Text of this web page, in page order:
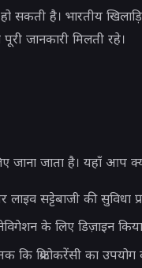
है। भारतीय
जानकारी मिलती रहे।
जाना जाता है। यहाँ आप
सट्टेबाजी की सुविधा
के लिए डिज़ाइन
क्रिप्टोकरेंसी का